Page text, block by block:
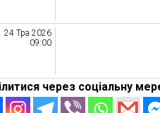
24 Тра 2026
09:00
через соціальну